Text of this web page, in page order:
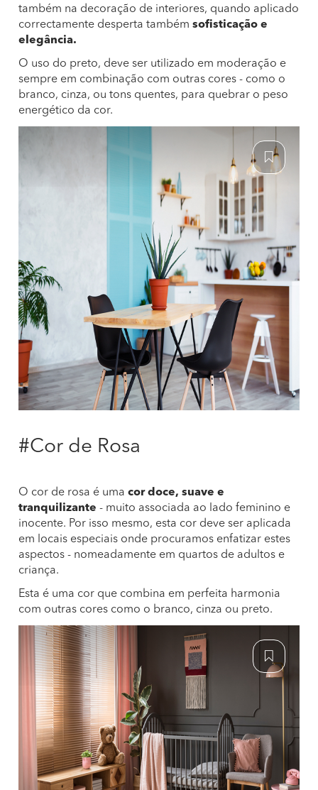
também na decoração de interiores, quando aplicado
correctamente desperta também sofisticação e
elegância.
O uso do preto, deve ser utilizado em moderação e
sempre em combinação com outras cores - como o
branco, cinza, ou tons quentes, para quebrar o peso
energético da cor.
#Cor de Rosa
O cor de rosa é uma cor doce, suave e
tranquilizante - muito associada ao lado feminino e
inocente. Por isso mesmo, esta cor deve ser aplicada
em locais especiais onde procuramos enfatizar estes
aspectos - nomeadamente em quartos de adultos e
criança.
Esta é uma cor que combina em perfeita harmonia
com outras cores como o branco, cinza ou preto.